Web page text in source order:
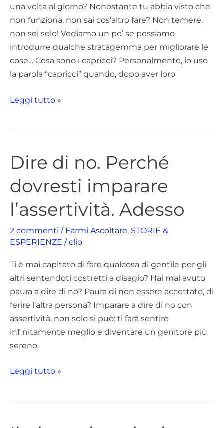
una volta al giorno? Nonostante tu abbia visto che
non funziona, non sai cos’altro fare? Non temere,
non sei solo! Vediamo un po’ se possiamo
introdurre qualche stratagemma per migliorare le
cose… Cosa sono i capricci? Personalmente, io uso
la parola “capricci” quando, dopo aver loro
Leggi tutto »
Dire di no. Perché
dovresti imparare
l’assertività. Adesso
2 commenti / Farmi Ascoltare, STORIE &
ESPERIENZE /clio
Ti è mai capitato di fare qualcosa di gentile per gli
altri sentendoti costretti a disagio? Hai mai avuto
paura a dire di no? Paura di non essere accettato, di
ferire l’altra persona? Imparare a dire di no con
assertività, non solo si può: ti farà sentire
infinitamente meglio e diventare un genitore più
sereno.
Dire
di
no.
dovresti
l’assertività.
Leggi tutto »